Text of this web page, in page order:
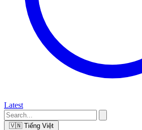
Latest
🇻🇳 Tiếng Việt